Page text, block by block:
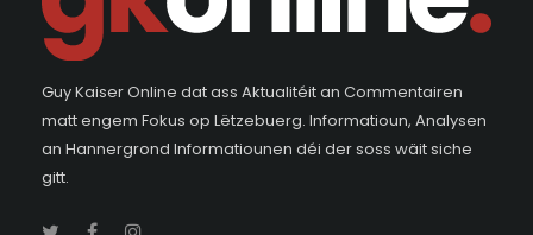
Guy Kaiser Online dat ass Aktualitéit an Commentairen
matt engem Fokus op Lëtzebuerg. Informatioun, Analysen
an Hannergrond Informatiounen déi der soss wäit siche
gitt.